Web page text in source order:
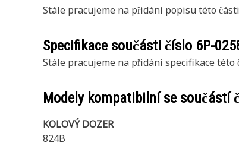
Stále pracujeme na přidání popisu této
Specifikace součásti číslo 6P-
Stále pracujeme na přidání specifikace této
Modely kompatibilní se součástí
KOLOVÝ DOZER
824B